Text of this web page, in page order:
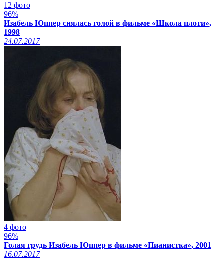
12 фото
96%
Изабель Юппер снялась голой в фильме «Школа плоти»,
1998
24.07.2017
4 фото
96%
Голая грудь Изабель Юппер в фильме «Пианистка», 2001
16.07.2017